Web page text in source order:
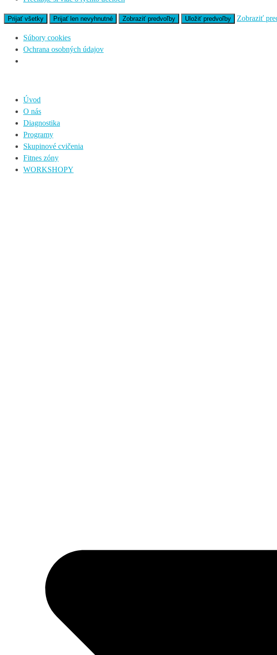
Prijať všetky Prijať len nevyhnutné Zobraziť predvoľby Uložiť predvoľby Zobraziť
Súbory cookies
Ochrana osobných údajov
Úvod
O nás
Diagnostika
Programy
Skupinové cvičenia
Fitnes zóny
WORKSHOPY